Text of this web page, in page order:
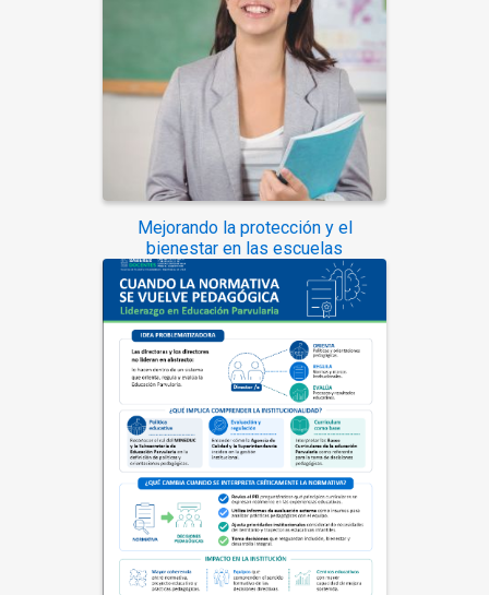
Mejorando la protección y el
bienestar en las escuelas